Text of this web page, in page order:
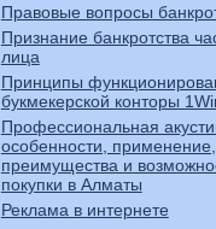
Правовые вопросы
Признание банкротства
лица
Принципы
букмекерской конторы
Профессиональная
особенности, применение,
преимущества и
покупки в Алматы
Реклама в интернете